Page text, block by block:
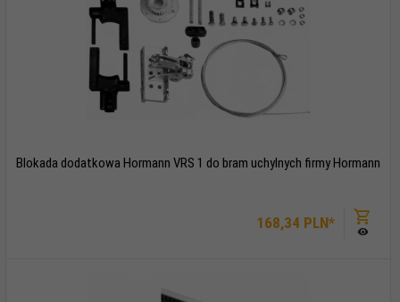
168,34 PLN*
Blokada dodatkowa Hormann VRS 1 do bram uchylnych firmy Hormann